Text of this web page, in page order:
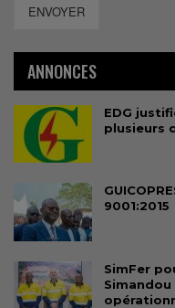
ENVOYER
ANNONCES
EDG
plusieurs
9001:2015
SimFer